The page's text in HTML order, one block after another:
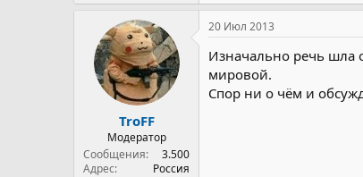
TroFF
Модератор
Сообщения
3.500
Адрес
Россия
20 Июл 2013
Изначально речь шла
мировой.
Спор ни о чём и